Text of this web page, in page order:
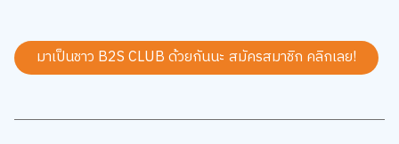
มาเป็นชาว B2S CLUB ด้วยกันนะ สมัครสมาชิก คลิกเลย!